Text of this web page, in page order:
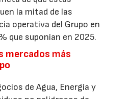
la mitad de las
operativa del Grupo en
que suponían en 2025.
mercados más
de Agua, Energía y